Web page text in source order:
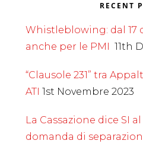
RECENT
Whistleblowing: dal
anche per le PMI
11th
“Clausole 231” tra
ATI 1st Novembre 2023
La Cassazione dice SI
domanda di